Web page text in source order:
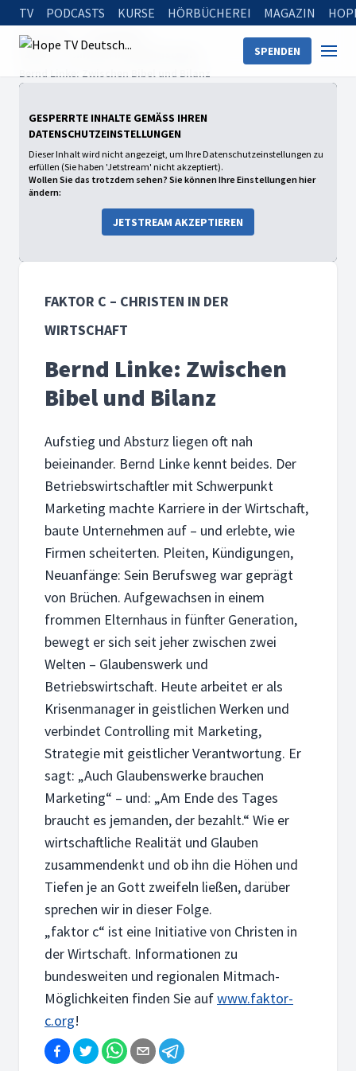
TV PODCASTS KURSE HÖRBÜCHEREI MAGAZIN
SPENDEN
Startseite
faktor c – Christen in der Wirtschaft
Bernd Linke: Zwischen Bibel und Bilanz
GESPERRTE INHALTE GEMÄSS IHREN D
ATENSCHUTZEINSTELLUNGEN
Dieser Inhalt wird nicht angezeigt, um Ihre Datenschutzeinstellungen zu
erfüllen (Sie haben 'Jetstream' nicht akzeptiert).
Wollen Sie das trotzdem sehen? Sie können Ihre Einstellungen hier
ändern:
JETSTREAM AKZEPTIEREN
FAKTOR C – CHRISTEN IN DER
WIRTSCHAFT
Bernd Linke: Zwischen
Bibel und Bilanz
Aufstieg und Absturz liegen oft nah
beieinander. Bernd Linke kennt beides. Der
Betriebswirtschaftler mit Schwerpunkt
Marketing machte Karriere in der Wirtschaft,
baute Unternehmen auf – und erlebte, wie
Firmen scheiterten. Pleiten, Kündigungen,
Neuanfänge: Sein Berufsweg war geprägt
von Brüchen. Aufgewachsen in einem
frommen Elternhaus in fünfter Generation,
bewegt er sich seit jeher zwischen zwei
Welten – Glaubenswerk und
Betriebswirtschaft. Heute arbeitet er als
Krisenmanager in geistlichen Werken und
verbindet Controlling mit Marketing,
Strategie mit geistlicher Verantwortung. Er
sagt: „Auch Glaubenswerke brauchen
Marketing“ – und: „Am Ende des Tages
braucht es jemanden, der bezahlt.“ Wie er
wirtschaftliche Realität und Glauben
zusammendenkt und ob ihn die Höhen und
Tiefen je an Gott zweifeln ließen, darüber
sprechen wir in dieser Folge.
„faktor c“ ist eine Initiative von Christen in
der Wirtschaft. Informationen zu
bundesweiten und regionalen Mitmach-
Möglichkeiten finden Sie aufwww.faktor-
c.org!